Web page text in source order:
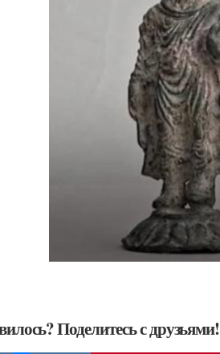
Поделитесь с друзьями!